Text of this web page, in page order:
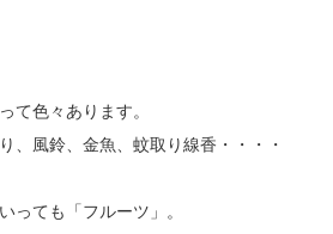
て色々あります。
、風鈴、金魚、蚊取り線香・・・・
っても「フルーツ」。